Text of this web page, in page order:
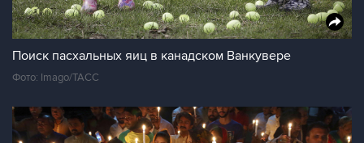
Поиск пасхальных яиц в канадском Ванкувере
Фото: Imago/ТАСС